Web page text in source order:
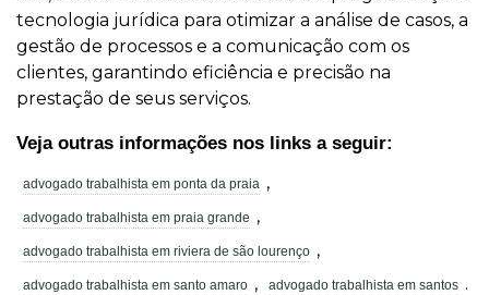
tecnologia jurídica para otimizar a análise de casos, a
gestão de processos e a comunicação com os
clientes, garantindo eficiência e precisão na
prestação de seus serviços.
Veja outras informações nos links a seguir:
advogado trabalhista em ponta da praia ,
advogado trabalhista em praia grande ,
advogado trabalhista em riviera de são lourenço ,
advogado trabalhista em santo amaro , advogado trabalhista em santos .